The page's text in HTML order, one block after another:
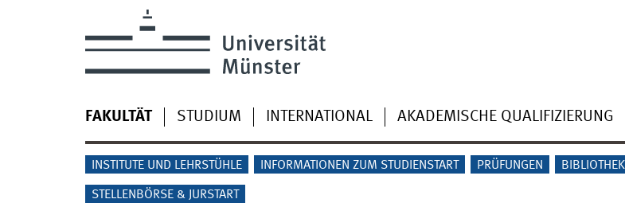
FAKULTÄT STUDIUM INTERNATIONAL AKADEMISCHE QUALIFIZIERUNG
INSTITUTE UND LEHRSTÜHLE INFORMATIONEN ZUM STUDIENSTART PRÜFUNGEN
STELLENBÖRSE & JURSTART